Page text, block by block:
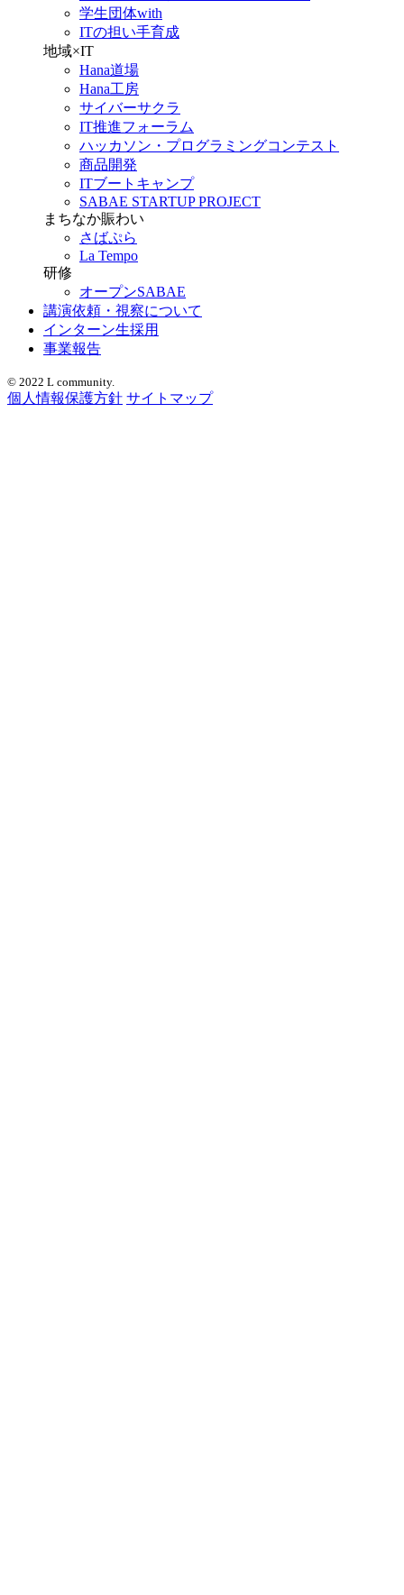
学生団体with
ITの担い手育成
地域×IT
Hana道場
Hana工房
サイバーサクラ
IT推進フォーラム
ハッカソン・プログラミングコンテスト
商品開発
ITブートキャンプ
SABAE STARTUP PROJECT
まちなか賑わい
さばぷら
La Tempo
研修
オープンSABAE
講演依頼・視察について
インターン生採用
事業報告
© 2022 L community.
個人情報保護方針 サイトマップ